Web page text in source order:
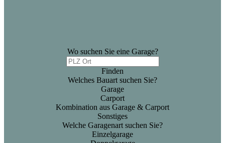
Wo suchen Sie eine Garage?
Finden
Welches Bauart suchen Sie?
Garage
Carport
Kombination aus Garage & Carport
Sonstiges
Welche Garagenart suchen Sie?
Einzelgarage